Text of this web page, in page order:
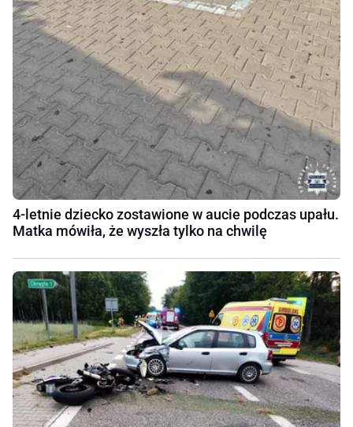
4-letnie dziecko zostawione w aucie podczas upału.
Matka mówiła, że wyszła tylko na chwilę